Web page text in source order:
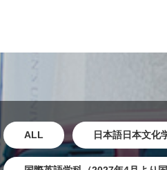
ALL 日本語日本文化